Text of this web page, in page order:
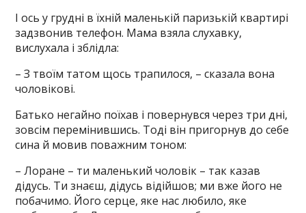
І ось у грудні в їхній маленькій паризькій квартирі
задзвонив телефон. Мама взяла слухавку,
вислухала і зблідла:
– З твоїм татом щось трапилося, – сказала вона
чоловікові.
Батько негайно поїхав і повернувся через три дні,
зовсім перемінившись. Тоді він пригорнув до себе
сина й мовив поважним тоном:
– Лоране – ти маленький чоловік – так казав
дідусь. Ти знаєш, дідусь відійшов; ми вже його не
побачимо. Його серце, яке нас любило, яке